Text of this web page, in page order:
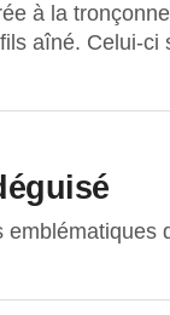
à la
aîné. Celui-ci
emblématiques